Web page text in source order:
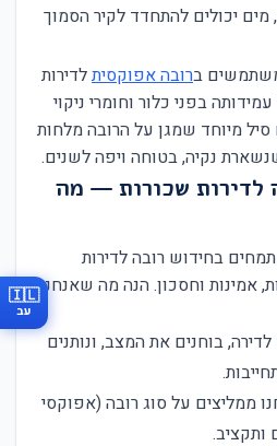
יכולים להתחדד לקיר הסמוך
ברובה אפוקסיתלדירות
בפני כלור וחומרי ניקוי
מיוחד שמגן על הרובה מלחות
נקיה, בטוחה ויפה לשנים.
לדירות שכורות — מה
בחידוש רובה לדירות
אמינות וחסכון. הנה מה שאנחנו
בוחנים את המצב, ונותנים
ממליצים על סוג רובה (אפוקסי
ותקציב.
🇮🇱
עב